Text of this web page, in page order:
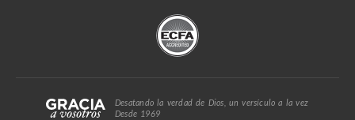
Desatando la verdad de Dios, un versículo a la vez
Desde 1969